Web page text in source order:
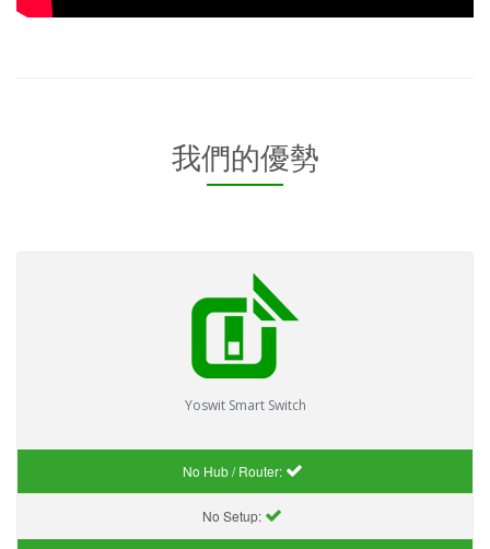
我們的優勢
Yoswit Smart Switch
No Hub / Router:
No Setup: